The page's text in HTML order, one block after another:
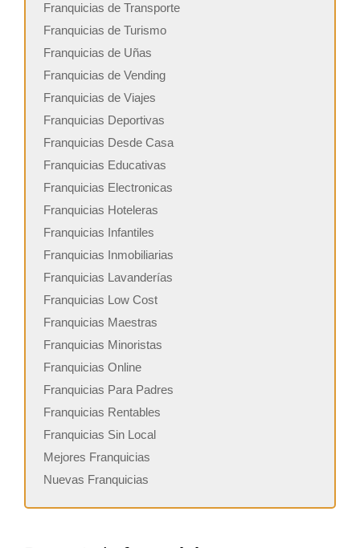
Franquicias de Transporte
Franquicias de Turismo
Franquicias de Uñas
Franquicias de Vending
Franquicias de Viajes
Franquicias Deportivas
Franquicias Desde Casa
Franquicias Educativas
Franquicias Electronicas
Franquicias Hoteleras
Franquicias Infantiles
Franquicias Inmobiliarias
Franquicias Lavanderías
Franquicias Low Cost
Franquicias Maestras
Franquicias Minoristas
Franquicias Online
Franquicias Para Padres
Franquicias Rentables
Franquicias Sin Local
Mejores Franquicias
Nuevas Franquicias